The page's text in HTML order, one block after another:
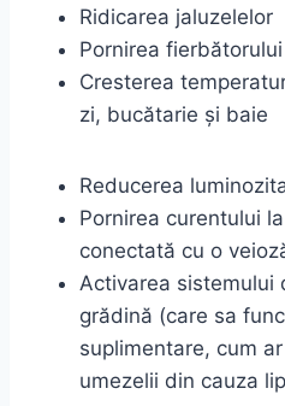
Ridicarea jaluzelelor
Pornirea
Cresterea
zi, bucătarie și baie
Reducerea
Pornirea curentului
conectată cu o
Activarea sistemului
grădină (care sa
suplimentare, cum
umezelii din cauza